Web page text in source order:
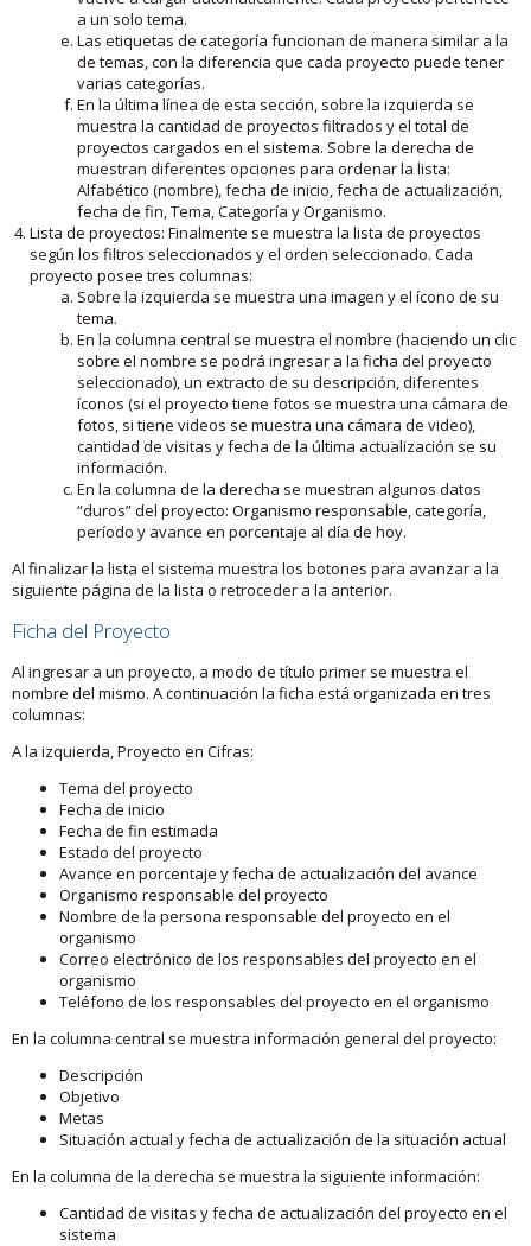
a un solo tema.
Las etiquetas de categoría funcionan de manera similar a la
de temas, con la diferencia que cada proyecto puede tener
varias categorías.
En la última línea de esta sección, sobre la izquierda se
muestra la cantidad de proyectos filtrados y el total de
proyectos cargados en el sistema. Sobre la derecha de
muestran diferentes opciones para ordenar la lista:
Alfabético (nombre), fecha de inicio, fecha de actualización,
fecha de fin, Tema, Categoría y Organismo.
Lista de proyectos: Finalmente se muestra la lista de proyectos
según los filtros seleccionados y el orden seleccionado. Cada
proyecto posee tres columnas:
Sobre la izquierda se muestra una imagen y el ícono de su
tema.
En la columna central se muestra el nombre (haciendo un clic
sobre el nombre se podrá ingresar a la ficha del proyecto
seleccionado), un extracto de su descripción, diferentes
íconos (si el proyecto tiene fotos se muestra una cámara de
fotos, si tiene videos se muestra una cámara de video),
cantidad de visitas y fecha de la última actualización se su
información.
En la columna de la derecha se muestran algunos datos
“duros” del proyecto: Organismo responsable, categoría,
período y avance en porcentaje al día de hoy.
Al finalizar la lista el sistema muestra los botones para avanzar a la
siguiente página de la lista o retroceder a la anterior.
Ficha del Proyecto
Al ingresar a un proyecto, a modo de título primer se muestra el
nombre del mismo. A continuación la ficha está organizada en tres
columnas:
A la izquierda, Proyecto en Cifras:
Tema del proyecto
Fecha de inicio
Fecha de fin estimada
Estado del proyecto
Avance en porcentaje y fecha de actualización del avance
Organismo responsable del proyecto
Nombre de la persona responsable del proyecto en el
organismo
Correo electrónico de los responsables del proyecto en el
organismo
Teléfono de los responsables del proyecto en el organismo
En la columna central se muestra información general del proyecto:
Descripción
Objetivo
Metas
Situación actual y fecha de actualización de la situación actual
En la columna de la derecha se muestra la siguiente información:
Cantidad de visitas y fecha de actualización del proyecto en el
sistema